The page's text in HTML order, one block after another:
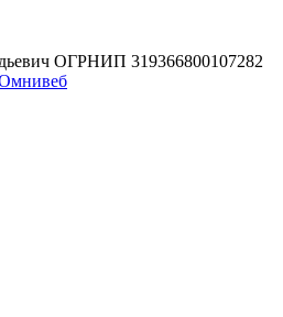
ОГРНИП 319366800107282